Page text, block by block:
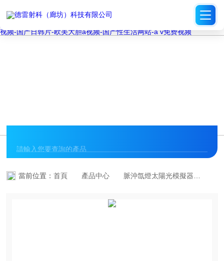
久久精品中文字幕-亚洲电影在线观看-欧美a∨-国产乱妇4p交换乱免费视
频-五月婷婷丁香网-亚洲av无码国产综合专区-日韩a∨-五月激情天-草民
午夜理伦三级-亚洲午夜在线视频-18禁一区二区-中文字幕第一页av-欧美
三级一区二区-欧美一区二区三区久久-欧美大黑bbbbbbbbb在线-91日批
视频-国产日韩片-欧美大胆a视频-国产性生活网站-a v免费视频
當前位置：首頁 產品中心 脈沖氙燈太陽光模擬器